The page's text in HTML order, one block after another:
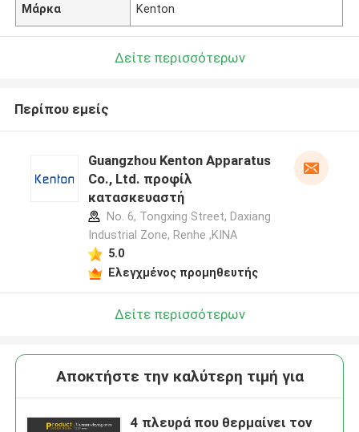
Μάρκα Kenton
Δείτε περισσότερων
Περίπου εμείς
Guangzhou Kenton Apparatus
Co., Ltd. προφίλ
κατασκευαστή
No. 6, Tongxing Street, Daxiang
Industrial Zone, Renhe ,ΚΙΝΑ
5.0
Ελεγχμένος προμηθευτής
Δείτε περισσότερων
Αποκτήστε την καλύτερη τιμή για
4 πλευρά που θερμαίνει τον